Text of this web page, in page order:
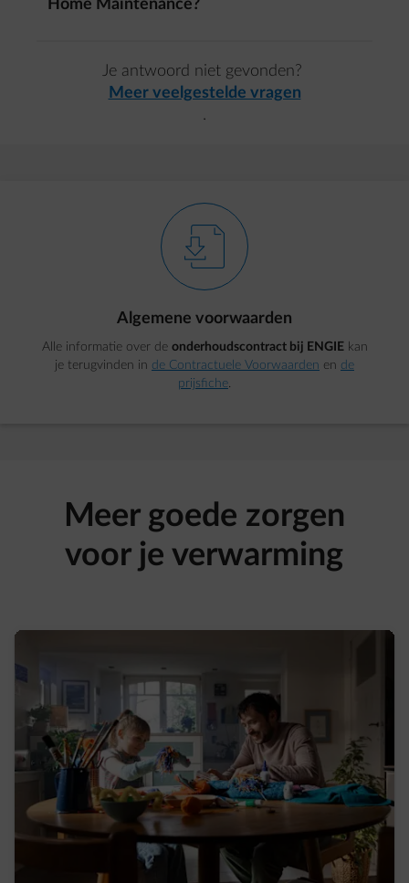
Home Maintenance?
Je antwoord niet gevonden?
Meer veelgestelde vragen
.
element-download
Algemene voorwaarden
Alle informatie over de onderhoudscontract bij ENGIEkan
je terugvinden in de Contractuele Voorwaarden en de
prijsfiche.
Meer goede zorgen
voor je verwarming